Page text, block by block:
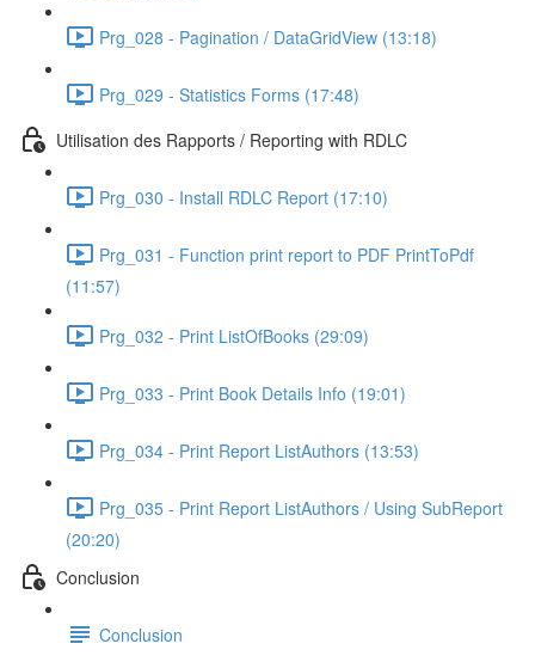
Prg_028 - Pagination / DataGridView (13:18)
Prg_029 - Statistics Forms (17:48)
Utilisation des Rapports / Reporting with RDLC
Prg_030 - Install RDLC Report (17:10)
Prg_031 - Function print report to PDF PrintToPdf
(11:57)
Prg_032 - Print ListOfBooks (29:09)
Prg_033 - Print Book Details Info (19:01)
Prg_034 - Print Report ListAuthors (13:53)
Prg_035 - Print Report ListAuthors / Using SubReport
(20:20)
Conclusion
Conclusion